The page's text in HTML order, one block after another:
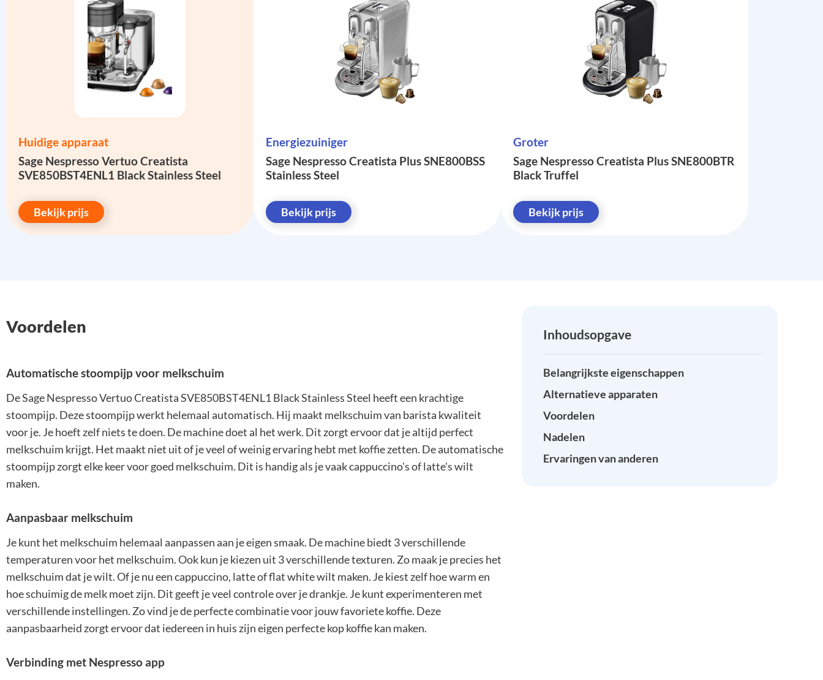
Huidige apparaat
Sage Nespresso Vertuo Creatista
SVE850BST4ENL1 Black Stainless Steel
Bekijk prijs
Energiezuiniger
Sage Nespresso Creatista Plus SNE800BSS
Stainless Steel
Bekijk prijs
Groter
Sage Nespresso Creatista Plus SNE800BTR
Black Truffel
Bekijk prijs
Voordelen
Automatische stoompijp voor melkschuim
De Sage Nespresso Vertuo Creatista SVE850BST4ENL1 Black Stainless Steel heeft een krachtige
stoompijp. Deze stoompijp werkt helemaal automatisch. Hij maakt melkschuim van barista kwaliteit
voor je. Je hoeft zelf niets te doen. De machine doet al het werk. Dit zorgt ervoor dat je altijd perfect
melkschuim krijgt. Het maakt niet uit of je veel of weinig ervaring hebt met koffie zetten. De automatische
stoompijp zorgt elke keer voor goed melkschuim. Dit is handig als je vaak cappuccino's of latte's wilt
maken.
Aanpasbaar melkschuim
Je kunt het melkschuim helemaal aanpassen aan je eigen smaak. De machine biedt 3 verschillende
temperaturen voor het melkschuim. Ook kun je kiezen uit 3 verschillende texturen. Zo maak je precies het
melkschuim dat je wilt. Of je nu een cappuccino, latte of flat white wilt maken. Je kiest zelf hoe warm en
hoe schuimig de melk moet zijn. Dit geeft je veel controle over je drankje. Je kunt experimenteren met
verschillende instellingen. Zo vind je de perfecte combinatie voor jouw favoriete koffie. Deze
aanpasbaarheid zorgt ervoor dat iedereen in huis zijn eigen perfecte kop koffie kan maken.
Verbinding met Nespresso app
Inhoudsopgave
Belangrijkste eigenschappen
Alternatieve apparaten
Voordelen
Nadelen
Ervaringen van anderen